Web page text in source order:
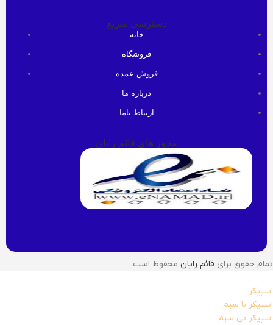
دسترسی سریع
خانه
فروشگاه
فروش عمده
درباره ما
ارتباط باما
مجوز های قائم رایان
تمام حقوق برای قائم رایان محفوظ است.
اسپیکر
اسپیکر با سیم
اسپیکر بی سیم